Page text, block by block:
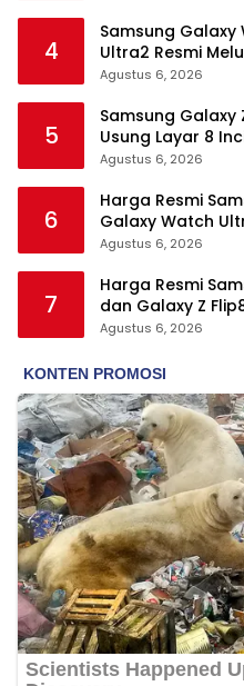
4
Samsung
Ultra2 Resmi
Wear Elite, dan
Agustus 6, 2026
5
Samsung Galaxy
Usung Layar 8
Snapdragon 8
Agustus 6, 2026
6
Harga Resmi
Galaxy Watch
Jutaan
Agustus 6, 2026
7
Harga Resmi
dan Galaxy Z
Jutaan
Agustus 6, 2026